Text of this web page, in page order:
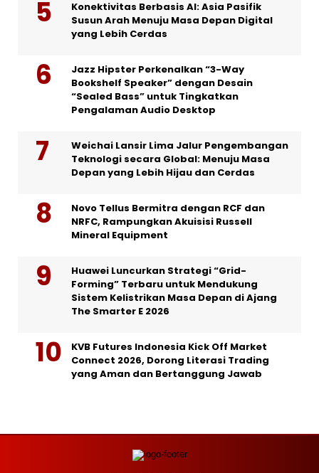
Konektivitas Berbasis AI: Asia Pasifik
Susun Arah Menuju Masa Depan Digital
yang Lebih Cerdas
Jazz Hipster Perkenalkan “3-Way
Bookshelf Speaker” dengan Desain
“Sealed Bass” untuk Tingkatkan
Pengalaman Audio Desktop
Weichai Lansir Lima Jalur Pengembangan
Teknologi secara Global: Menuju Masa
Depan yang Lebih Hijau dan Cerdas
Novo Tellus Bermitra dengan RCF dan
NRFC, Rampungkan Akuisisi Russell
Mineral Equipment
Huawei Luncurkan Strategi “Grid-
Forming” Terbaru untuk Mendukung
Sistem Kelistrikan Masa Depan di Ajang
The Smarter E 2026
KVB Futures Indonesia Kick Off Market
Connect 2026, Dorong Literasi Trading
yang Aman dan Bertanggung Jawab